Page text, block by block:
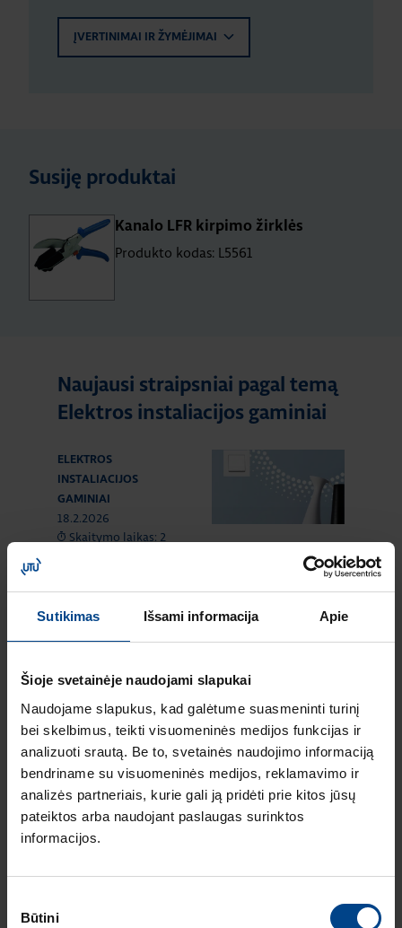
Sutikimas Išsami informacija Apie
Šioje svetainėje naudojami slapukai
Naudojame slapukus, kad galėtume suasmeninti turinį
bei skelbimus, teikti visuomeninės medijos funkcijas ir
analizuoti srautą. Be to, svetainės naudojimo informaciją
bendriname su visuomeninės medijos, reklamavimo ir
analizės partneriais, kurie gali ją pridėti prie kitos jūsų
pateiktos arba naudojant paslaugas surinktos
informacijos.
pasirinkimas
Būtini
ĮVERTINIMAI IR ŽYMĖJIMAI
Susiję produktai
Kanalo LFR kirpimo žirklės
Produkto kodas: L5561
Naujausi straipsniai pagal temą
Elektros instaliacijos gaminiai
ELEKTROS
INSTALIACIJOS
GAMINIAI
18.2.2026
Skaitymo laikas: 2
kokybės standartas
Europoje
INSTALIACIJOS
GAMINIAI
16.12.2025
Naujas HAGER
instaliacinių kanalų
ir jų sistemų
katalogas
16.9.2025